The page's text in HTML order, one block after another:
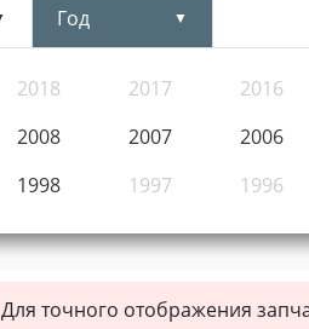
Год
2018 2017 2016
2008 2007 2006
1998 1997 1996
Для точного отображения